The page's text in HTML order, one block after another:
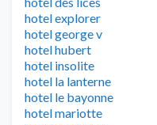
hotel explorer
hotel george v
hotel hubert
hotel insolite
hotel la lanterne
hotel le bayonne
hotel mariotte